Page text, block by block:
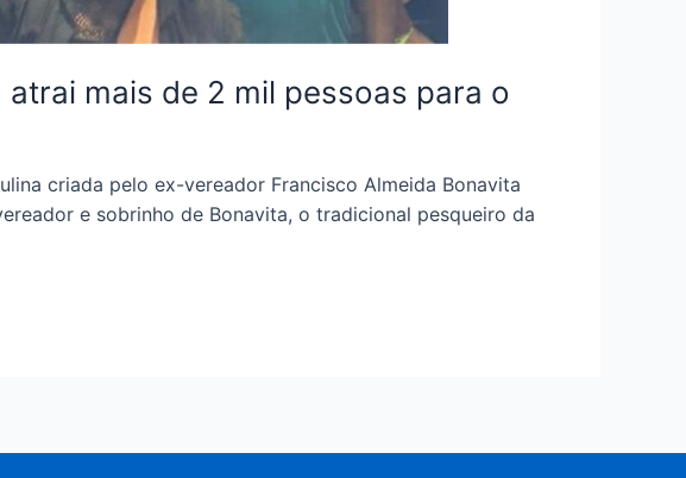
atrai mais de 2 mil pessoas para o
criada pelo ex-vereador Francisco Almeida Bonavita
e sobrinho de Bonavita, o tradicional pesqueiro da